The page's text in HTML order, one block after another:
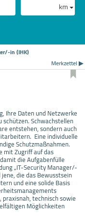
km
in (IHK)
Merkzettel ▶
Ihre Daten und Netzwerke
Schwachstellen
entstehen, sondern auch
Eine individuelle
Schutzmaßnahmen.
mit Zugriff auf das
die Aufgabenfülle
„IT-Security Manager/-
die das Bewusstsein
und eine solide Basis
technisch sowie
Möglichkeiten